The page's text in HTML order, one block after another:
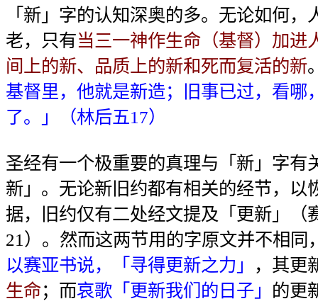
「新」字的认知深奥的多。无论如何，
老，只有当三一神作生命（基督）加进
间上的新、品质上的新和死而复活的新
基督里，他就是新造；旧事已过，看哪
了。」（林后五17）
圣经有一个极重要的真理与「新」字有
新」。无论新旧约都有相关的经节，以
据，旧约仅有二处经文提及「更新」（
21）。然而这两节用的字原文并不相同
以赛亚书说，「寻得更新之力」
，其更
生命；而哀歌「更新我们的日子」 的更